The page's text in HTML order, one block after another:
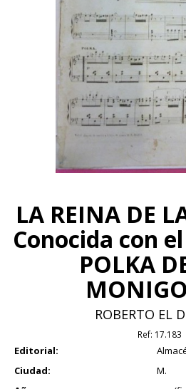
LA REINA DE
Conocida con
POLKA
ROBERTO EL
Ref: 17.183
Editorial:
Ciudad:
M.